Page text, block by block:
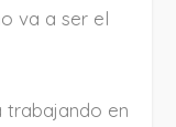
va a ser el
trabajando en